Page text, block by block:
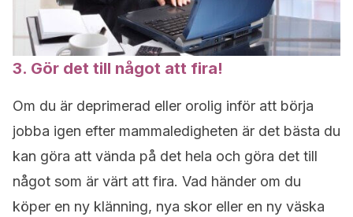
3. Gör det till något att fira!
Om du är deprimerad eller orolig inför att börja
jobba igen efter mammaledigheten är det bästa du
kan göra att vända på det hela och göra det till
något som är värt att fira. Vad händer om du
köper en ny klänning, nya skor eller en ny väska